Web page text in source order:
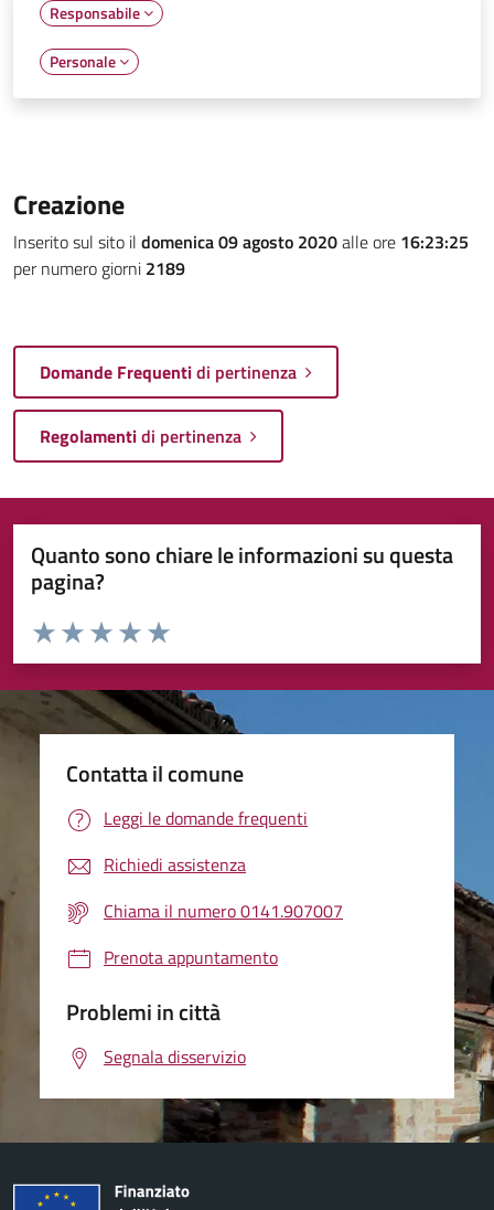
Responsabile
Personale
Creazione
Inserito sul sito il domenica 09 agosto 2020alle ore 16:23:25
per numero giorni 2189
Domande Frequentidi pertinenza
Regolamentidi pertinenza
Quanto sono chiare le informazioni su questa
pagina?
Valuta da 1 a 5 stelle la pagina
Valuta 5 stelle su 5
Valuta 4 stelle su 5
Valuta 3 stelle su 5
Valuta 2 stelle su 5
Valuta 1 stelle su 5
Contatta il comune
Leggi le domande frequenti
Richiedi assistenza
Chiama il numero 0141.907007
Prenota appuntamento
Problemi in città
Segnala disservizio